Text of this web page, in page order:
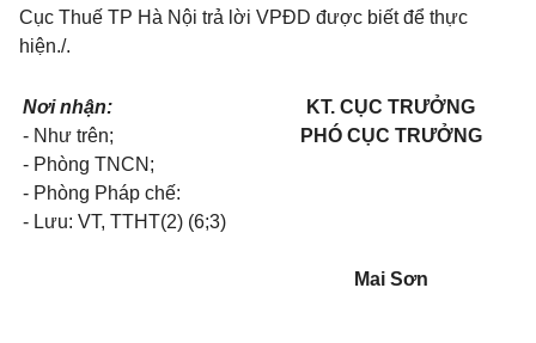
Cục Thuế TP Hà Nội trả lời VPĐD được biết để thực
hiện./.
Nơi nhận:
- Như trên;
- Phòng TNCN;
- Phòng Pháp chế:
- Lưu: VT, TTHT(2) (6;3)
KT. CỤC TRƯỞNG
PHÓ CỤC TRƯỞNG
Mai Sơn